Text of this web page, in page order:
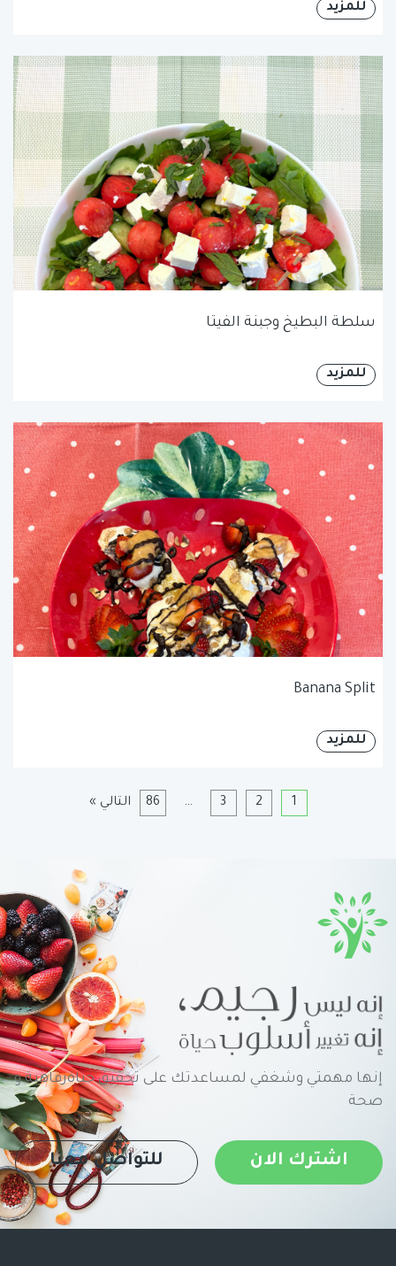
للمزيد
سلطة البطيخ وجبنة الفيتا
للمزيد
Banana Split
للمزيد
1
2
3
…
86 التالي »
إنها مهمتي وشغفي لمساعدتك على تحقيق حياةرفاهية و
صحة
اشترك الان للتواصل معنا